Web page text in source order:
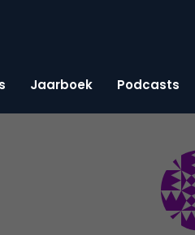
Jaarboek Podcasts